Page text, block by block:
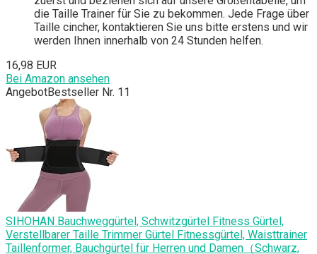
die Taille Trainer für Sie zu bekommen. Jede Frage über
Taille cincher, kontaktieren Sie uns bitte erstens und wir
werden Ihnen innerhalb von 24 Stunden helfen.
16,98 EUR
Bei Amazon ansehen
AngebotBestseller Nr. 11
SIHOHAN Bauchweggürtel, Schwitzgürtel Fitness Gürtel,
Verstellbarer Taille Trimmer Gürtel Fitnessgürtel, Waisttrainer
Taillenformer, Bauchgürtel für Herren und Damen（Schwarz,